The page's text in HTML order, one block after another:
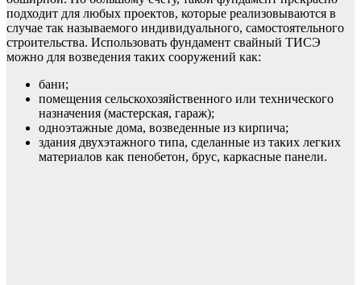
подходит для любых проектов, которые реализовываются в
случае так называемого индивидуального, самостоятельного
строительства. Использовать фундамент свайный ТИСЭ
можно для возведения таких сооружений как:
бани;
помещения сельскохозяйственного или технического
назначения (мастерская, гараж);
одноэтажные дома, возведенные из кирпича;
здания двухэтажного типа, сделанные из таких легких
материалов как пенобетон, брус, каркасные панели.